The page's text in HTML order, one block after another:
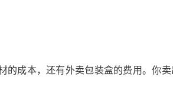
的成本，还有外卖包装盒的费用。你